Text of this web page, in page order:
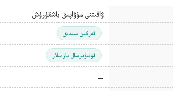
ۋاقىتنى مۇۋاپىق باشقۇرۇش
ئەركىن سىدىق
ئۇنىۋېرسال يازمىلار
—